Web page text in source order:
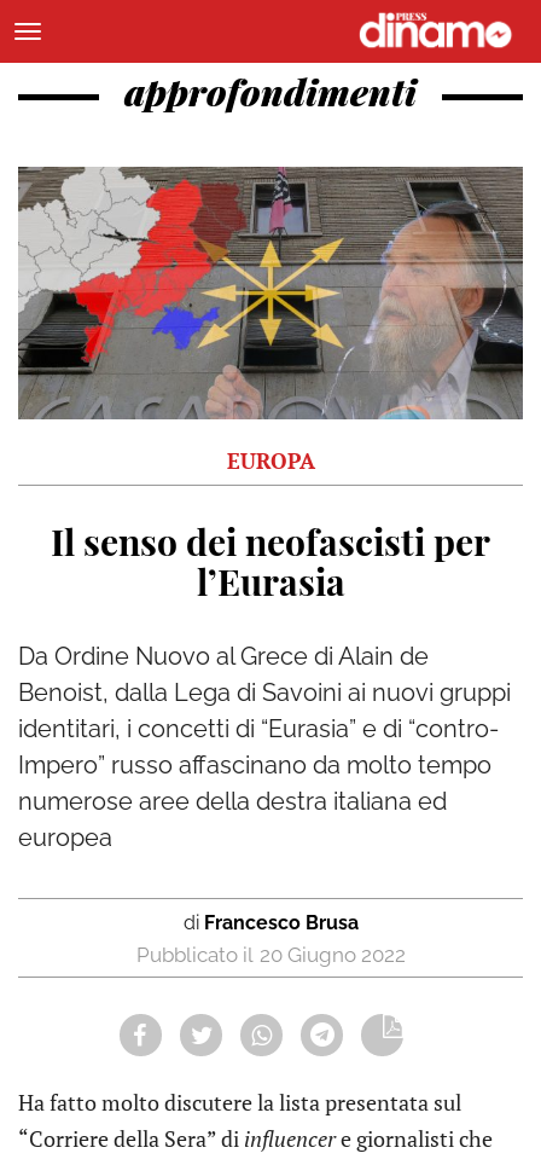
approfondimenti
EUROPA
Il senso dei neofascisti per
l’Eurasia
Da Ordine Nuovo al Grece di Alain de
Benoist, dalla Lega di Savoini ai nuovi gruppi
identitari, i concetti di “Eurasia” e di “contro-
Impero” russo affascinano da molto tempo
numerose aree della destra italiana ed
europea
di Francesco Brusa
20 Giugno 2022
Ha fatto molto discutere la lista presentata sul
“Corriere della Sera” di influencere giornalisti che